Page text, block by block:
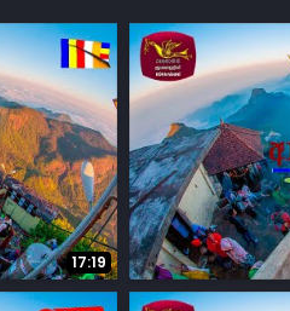
17:19
...
43 4